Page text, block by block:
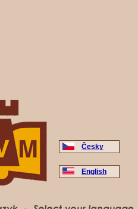
Česky
English